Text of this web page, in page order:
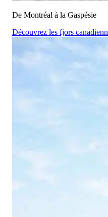
De Montréal à la Gaspésie
Découvrez les fjors